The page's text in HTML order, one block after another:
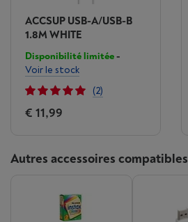
ACCSUP USB-A/USB-B
1.8M WHITE
Disponibilité limitée-
Voir le stock
(2)
€ 11,99
Autres accessoires compatibles